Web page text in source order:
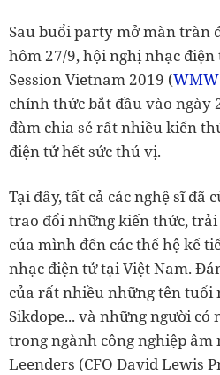
Sau buổi party mở màn tràn
hôm 27/9, hội nghị nhạc điện
Session Vietnam 2019 (
chính thức bắt đầu vào ngày
đàm chia sẻ rất nhiều kiến
điện tử hết sức thú vị.
Tại đây, tất cả các nghệ sĩ đã
trao đổi những kiến thức,
của mình đến các thế hệ kế
nhạc điện tử tại Việt Nam.
của rất nhiều những tên tuổi
Sikdope... và những người
trong ngành công nghiệp âm
Leenders (CFO David Lewis